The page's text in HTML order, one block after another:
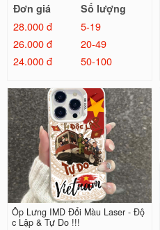
Đơn giá
Số lượng
28.000 đ
5-19
26.000 đ
20-49
24.000 đ
50-100
Ốp Lưng IMD Đổi Màu Laser - Độ
c Lập & Tự Do !!!